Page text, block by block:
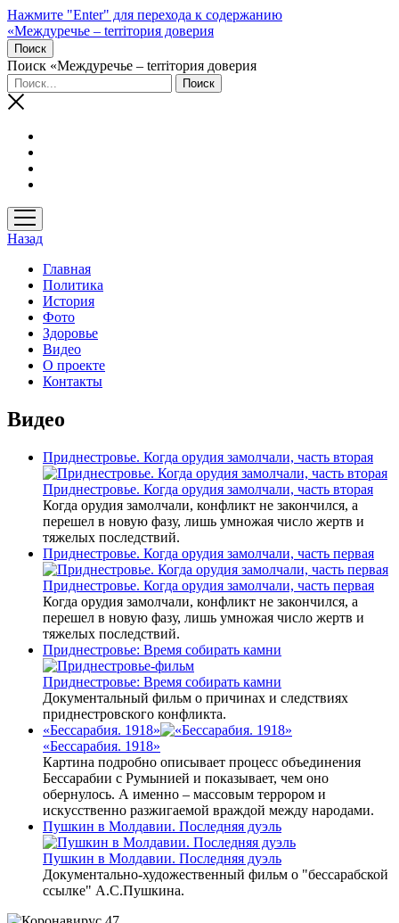
Нажмите "Enter" для перехода к содержанию
«Междуречье – terriтория доверия
Поиск
Поиск «Междуречье – terriтория доверия
открыть
меню
Назад
Главная
Политика
История
Фото
Здоровье
Видео
О проекте
Контакты
Видео
Приднестровье. Когда орудия замолчали, часть вторая
Приднестровье. Когда орудия замолчали, часть вторая
Когда орудия замолчали, конфликт не закончился, а
перешел в новую фазу, лишь умножая число жертв и
тяжелых последствий.
Приднестровье. Когда орудия замолчали, часть первая
Приднестровье. Когда орудия замолчали, часть первая
Когда орудия замолчали, конфликт не закончился, а
перешел в новую фазу, лишь умножая число жертв и
тяжелых последствий.
Приднестровье: Время собирать камни
Приднестровье: Время собирать камни
Документальный фильм о причинах и следствиях
приднестровского конфликта.
«Бессарабия. 1918»
«Бессарабия. 1918»
Картина подробно описывает процесс объединения
Бессарабии с Румынией и показывает, чем оно
обернулось. А именно – массовым террором и
искусственно разжигаемой враждой между народами.
Пушкин в Молдавии. Последняя дуэль
Пушкин в Молдавии. Последняя дуэль
Документально-художественный фильм о "бессарабской
ссылке" А.С.Пушкина.